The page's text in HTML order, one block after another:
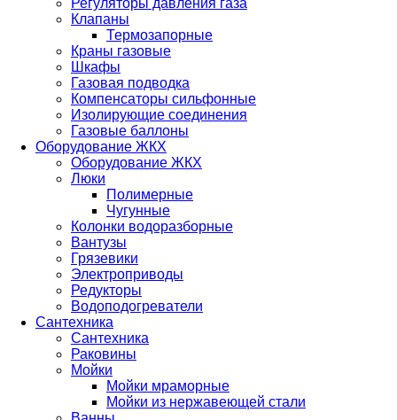
Регуляторы давления газа
Клапаны
Термозапорные
Краны газовые
Шкафы
Газовая подводка
Компенсаторы сильфонные
Изолирующие соединения
Газовые баллоны
Оборудование ЖКХ
Оборудование ЖКХ
Люки
Полимерные
Чугунные
Колонки водоразборные
Вантузы
Грязевики
Электроприводы
Редукторы
Водоподогреватели
Сантехника
Сантехника
Раковины
Мойки
Мойки мраморные
Мойки из нержавеющей стали